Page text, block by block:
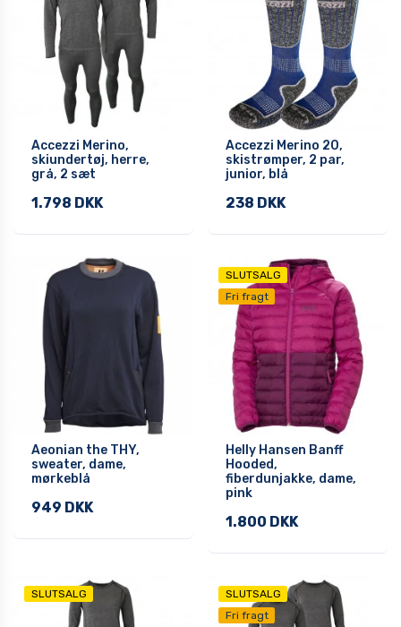
Accezzi Merino,
skiundertøj, herre,
grå, 2 sæt
1.798 DKK
Accezzi Merino 20,
skistrømper, 2 par,
junior, blå
238 DKK
Aeonian the THY,
sweater, dame,
mørkeblå
949 DKK
SLUTSALG
Fri fragt
Helly Hansen Banff
Hooded,
fiberdunjakke, dame,
pink
1.800 DKK
SLUTSALG
SLUTSALG
Fri fragt